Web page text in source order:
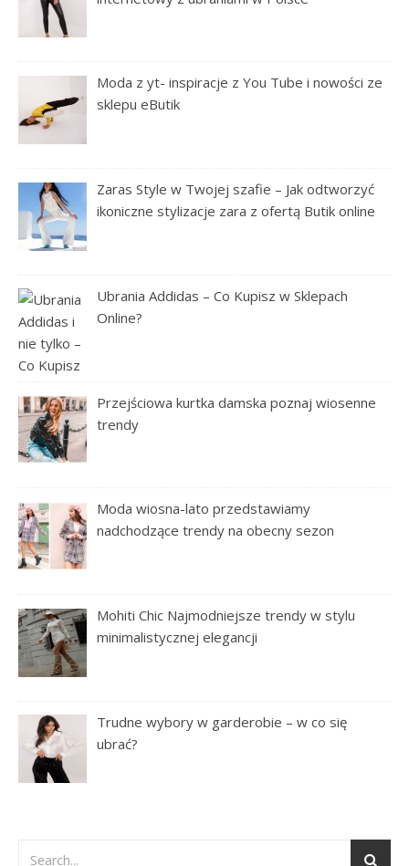
Moda z yt- inspiracje z You Tube i nowości ze
sklepu eButik
Zaras Style w Twojej szafie – Jak odtworzyć
ikoniczne stylizacje zara z ofertą Butik online
Ubrania Addidas – Co Kupisz w Sklepach
Online?
Przejściowa kurtka damska poznaj wiosenne
trendy
Moda wiosna-lato przedstawiamy
nadchodzące trendy na obecny sezon
Mohiti Chic Najmodniejsze trendy w stylu
minimalistycznej elegancji
Trudne wybory w garderobie – w co się
ubrać?